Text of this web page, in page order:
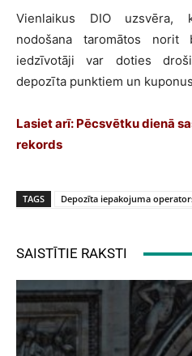
Vienlaikus DIO uzsvēra,
nodošana taromātos norit
iedzīvotāji var doties
depozīta punktiem un
Lasiet arī: Pēcsvētku dienā
rekords
TAGS Depozīta iepakojuma
SAISTĪTIE RAKSTI